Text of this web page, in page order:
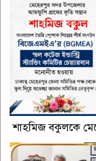
শাহমিজ বকুলকে